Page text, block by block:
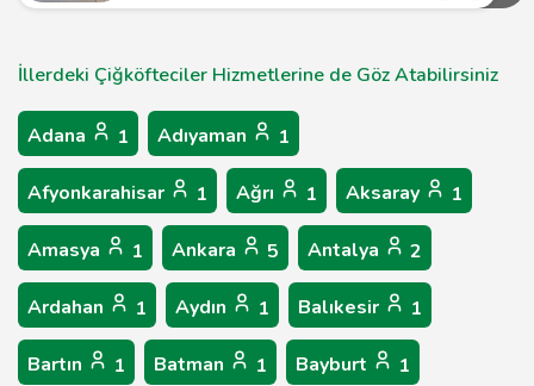
İllerdeki Çiğköfteciler Hizmetlerine de Göz Atabilirsiniz
Adana 1 Adıyaman 1
Afyonkarahisar 1 Ağrı 1 Aksaray 1
Amasya 1 Ankara 5 Antalya 2
Ardahan 1 Aydın 1 Balıkesir 1
Bartın 1 Batman 1 Bayburt 1